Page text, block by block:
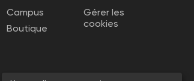
Campus
Boutique
Gérer les
cookies